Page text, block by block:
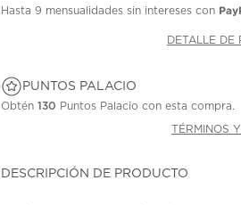
Hasta9 mensualidades sin intereses con
DETALLE DE
PUNTOS PALACIO
Obtén130 Puntos Palacio con esta compra.
TÉRMINOS
DESCRIPCIÓN DE PRODUCTO